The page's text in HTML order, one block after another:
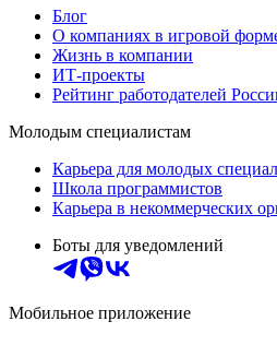
Блог
О компаниях в игровой
Жизнь в компании
ИТ-проекты
Рейтинг работодателей
Молодым специалистам
Карьера для молодых
Школа программистов
Карьера в некоммерческих
Боты для уведомлений
Мобильное приложение